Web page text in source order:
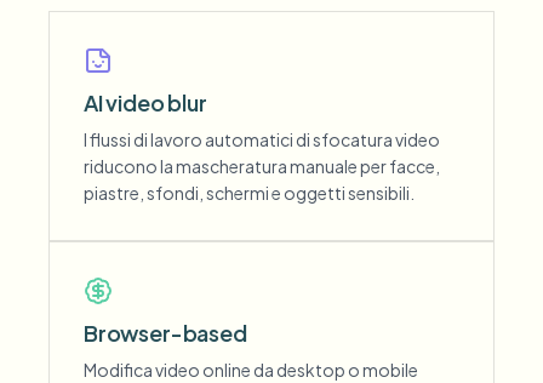
AI video blur
I flussi di lavoro automatici di sfocatura video
riducono la mascheratura manuale per facce,
piastre, sfondi, schermi e oggetti sensibili.
Browser-based
Modifica video online da desktop o mobile